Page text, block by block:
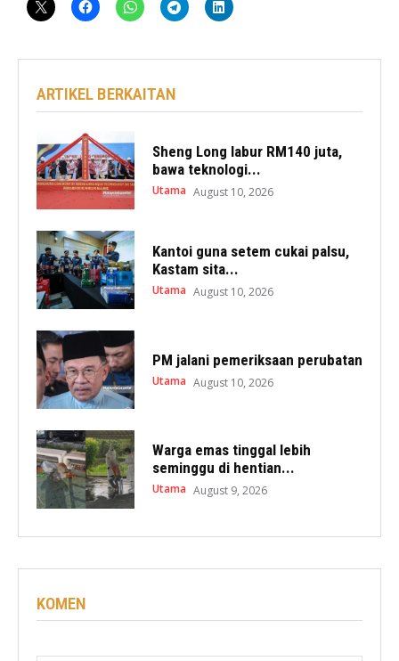
ARTIKEL BERKAITAN
Sheng Long labur RM140 juta,
bawa teknologi...
Utama August 10, 2026
Kantoi guna setem cukai palsu,
Kastam sita...
Utama August 10, 2026
PM jalani pemeriksaan perubatan
Utama August 10, 2026
Warga emas tinggal lebih
seminggu di hentian...
Utama August 9, 2026
KOMEN